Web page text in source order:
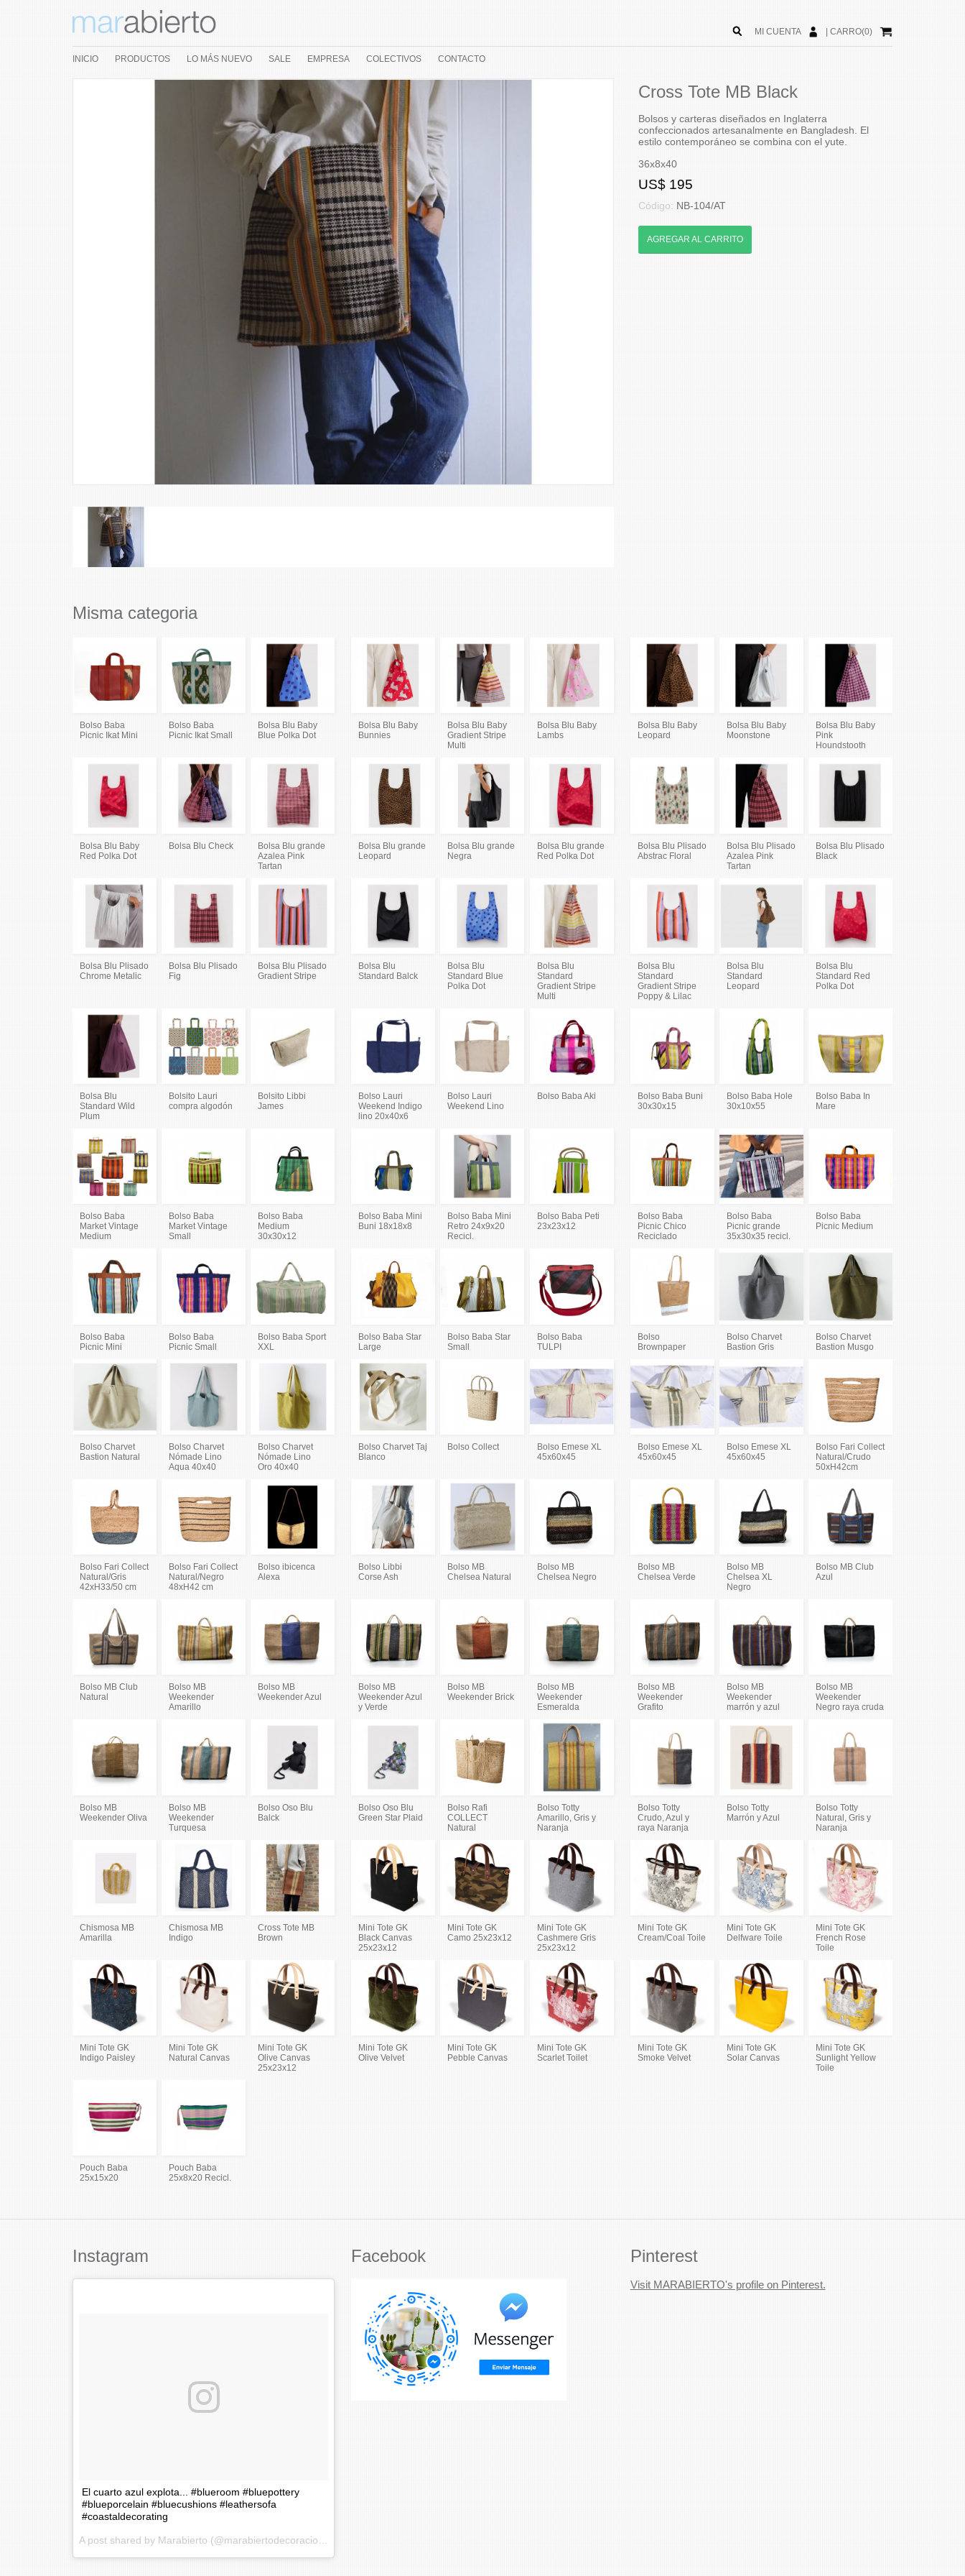
|CARRO(0)
MI CUENTA
INICIO PRODUCTOS LO MÁS NUEVO SALE EMPRESA COLECTIVOS CONTACTO
Cross Tote MB Black
Bolsos y carteras diseñados en Inglaterra
confeccionados artesanalmente en Bangladesh. El
estilo contemporáneo se combina con el yute.
36x8x40
US$ 195
Código: NB-104/AT
AGREGAR AL CARRITO
Misma categoria
Bolso Baba
Picnic Ikat Mini
Bolso Baba
Picnic Ikat Small
Bolsa Blu Baby
Blue Polka Dot
Bolsa Blu Baby
Bunnies
Bolsa Blu Baby
Gradient Stripe
Multi
Bolsa Blu Baby
Lambs
Bolsa Blu Baby
Leopard
Bolsa Blu Baby
Moonstone
Bolsa Blu Baby
Pink
Houndstooth
Bolsa Blu Baby
Red Polka Dot
Bolsa Blu Check
Bolsa Blu grande
Azalea Pink
Tartan
Bolsa Blu grande
Leopard
Bolsa Blu grande
Negra
Bolsa Blu grande
Red Polka Dot
Bolsa Blu Plisado
Abstrac Floral
Bolsa Blu Plisado
Azalea Pink
Tartan
Bolsa Blu Plisado
Black
Bolsa Blu Plisado
Chrome Metalic
Bolsa Blu Plisado
Fig
Bolsa Blu Plisado
Gradient Stripe
Bolsa Blu
Standard Balck
Bolsa Blu
Standard Blue
Polka Dot
Bolsa Blu
Standard
Gradient Stripe
Multi
Bolsa Blu
Standard
Gradient Stripe
Poppy & Lilac
Bolsa Blu
Standard
Leopard
Bolsa Blu
Standard Red
Polka Dot
Bolsa Blu
Standard Wild
Plum
Bolsito Lauri
compra algodón
Bolsito Libbi
James
Bolso Lauri
Weekend Indigo
lino 20x40x6
Bolso Lauri
Weekend Lino
Bolso Baba Aki
Bolso Baba Buni
30x30x15
Bolso Baba Hole
30x10x55
Bolso Baba In
Mare
Bolso Baba
Market Vintage
Medium
Bolso Baba
Market Vintage
Small
Bolso Baba
Medium
30x30x12
Bolso Baba Mini
Buni 18x18x8
Bolso Baba Mini
Retro 24x9x20
Recicl.
Bolso Baba Peti
23x23x12
Bolso Baba
Picnic Chico
Reciclado
Bolso Baba
Picnic grande
35x30x35 recicl.
Bolso Baba
Picnic Medium
Bolso Baba
Picnic Mini
Bolso Baba
Picnic Small
Bolso Baba Sport
XXL
Bolso Baba Star
Large
Bolso Baba Star
Small
Bolso Baba
TULPI
Bolso
Brownpaper
Bolso Charvet
Bastion Gris
Bolso Charvet
Bastion Musgo
Bolso Charvet
Bastion Natural
Bolso Charvet
Nómade Lino
Aqua 40x40
Bolso Charvet
Nómade Lino
Oro 40x40
Bolso Charvet Taj
Blanco
Bolso Collect
Bolso Emese XL
45x60x45
Bolso Emese XL
45x60x45
Bolso Emese XL
45x60x45
Bolso Fari Collect
Natural/Crudo
50xH42cm
Bolso Fari Collect
Natural/Gris
42xH33/50 cm
Bolso Fari Collect
Natural/Negro
48xH42 cm
Bolso ibicenca
Alexa
Bolso Libbi
Corse Ash
Bolso MB
Chelsea Natural
Bolso MB
Chelsea Negro
Bolso MB
Chelsea Verde
Bolso MB
Chelsea XL
Negro
Bolso MB Club
Azul
Bolso MB Club
Natural
Bolso MB
Weekender
Amarillo
Bolso MB
Weekender Azul
Bolso MB
Weekender Azul
y Verde
Bolso MB
Weekender Brick
Bolso MB
Weekender
Esmeralda
Bolso MB
Weekender
Grafito
Bolso MB
Weekender
marrón y azul
Bolso MB
Weekender
Negro raya cruda
Bolso MB
Weekender Oliva
Bolso MB
Weekender
Turquesa
Bolso Oso Blu
Balck
Bolso Oso Blu
Green Star Plaid
Bolso Rafi
COLLECT
Natural
Bolso Totty
Amarillo, Gris y
Naranja
Bolso Totty
Crudo, Azul y
raya Naranja
Bolso Totty
Marrón y Azul
Bolso Totty
Natural, Gris y
Naranja
Chismosa MB
Amarilla
Chismosa MB
Indigo
Cross Tote MB
Brown
Mini Tote GK
Black Canvas
25x23x12
Mini Tote GK
Camo 25x23x12
Mini Tote GK
Cashmere Gris
25x23x12
Mini Tote GK
Cream/Coal Toile
Mini Tote GK
Delfware Toile
Mini Tote GK
French Rose
Toile
Mini Tote GK
Indigo Paisley
Mini Tote GK
Natural Canvas
Mini Tote GK
Olive Canvas
25x23x12
Mini Tote GK
Olive Velvet
Mini Tote GK
Pebble Canvas
Mini Tote GK
Scarlet Toilet
Mini Tote GK
Smoke Velvet
Mini Tote GK
Solar Canvas
Mini Tote GK
Sunlight Yellow
Toile
Pouch Baba
25x15x20
Pouch Baba
25x8x20 Recicl.
Instagram
El cuarto azul explota... #blueroom #bluepottery
#blueporcelain #bluecushions #leathersofa
#coastaldecorating
Facebook Pinterest
Visit MARABIERTO's profile on Pinterest.